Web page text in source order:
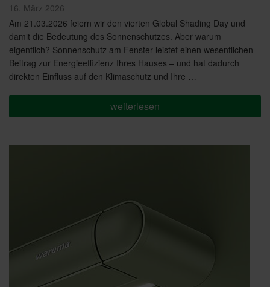
Veröffentlicht
am
16. März 2026
Am 21.03.2026 feiern wir den vierten Global Shading Day und
damit die Bedeutung des Sonnenschutzes. Aber warum
eigentlich? Sonnenschutz am Fenster leistet einen wesentlichen
Beitrag zur Energieeffizienz Ihres Hauses – und hat dadurch
direkten Einfluss auf den Klimaschutz und Ihre …
„Energie
sparen
schützen“
weiterlesen